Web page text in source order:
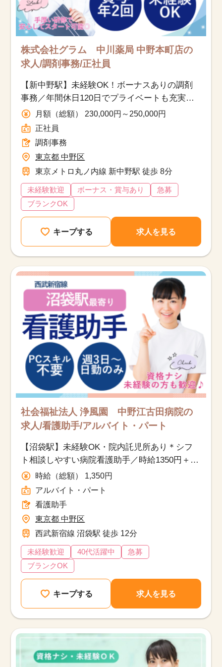
株式会社グラム 中川薬局 中野本町店の
求人/調剤事務/正社員
【新中野駅】未経験OK！ボーナスありの調剤
事務／年間休日120日でプライベートも充実！
20代30代の女性活躍中！
月額（総額） 230,000円～250,000円
正社員
調剤事務
東京都 中野区
東京メトロ丸ノ内線 新中野駅 徒歩 8分
未経験歓迎 ボーナス・賞与あり
急募
ブランクOK
キープする 求人を見る
社会福祉法人 浄風園 中野江古田病院の
求人/看護助手/アルバイト・パート
【沼袋駅】未経験OK・院内託児所あり＊シフ
ト相談しやすい病院看護助手／時給1350円＋社
保完備！時給（総額） 1,350円
アルバイト・パート
看護助手
東京都 中野区
西武新宿線 沼袋駅 徒歩 12分
未経験歓迎 40代活躍中
急募
ブランクOK
キープする 求人を見る